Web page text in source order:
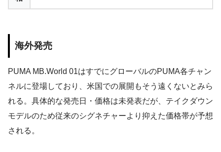
海外発売
PUMA MB.World 01はすでにグローバルのPUMA各チャン
ネルに登場しており、米国での展開もそう遠くないとみら
れる。具体的な発売日・価格は未発表だが、テイクダウン
モデルのため従来のシグネチャーより抑えた価格帯が予想
される。